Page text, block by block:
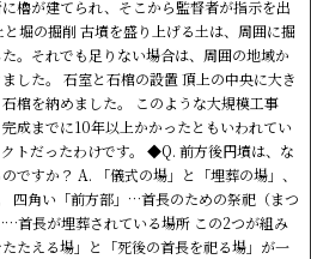
櫓が建てられ、そこから監督者が指示を出
堀の掘削 古墳を盛り上げる土は、周囲に掘
。それでも足りない場合は、周囲の地域か
した。 石室と石棺の設置 頂上の中央に大き
棺を納めました。 このような大規模工事
成までに10年以上かかったともいわれてい
トだったわけです。 ◆Q. 前方後円墳は、な
ですか？ A. 「儀式の場」と「埋葬の場」、
四角い「前方部」…首長のための祭祀（まつ
首長が埋葬されている場所 この2つが組み
たえる場」と「死後の首長を祀る場」が一